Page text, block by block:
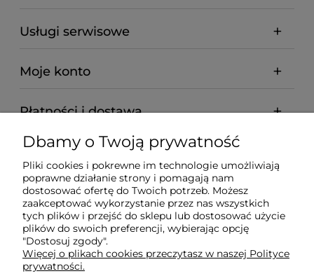
Usługi serwisowe
Moje konto
Płatności i dostawa
Informacje
O nas
Wyposażenie Gastronomii - Projekty Technologiczne -
Sklep Gastronomiczny - Serwis Sprzętu
Gastronomicznego | Gdańsk - Trójmiasto - Pomorskie
Dbamy o Twoją prywatność
Pliki cookies i pokrewne im technologie umożliwiają
poprawne działanie strony i pomagają nam
dostosować ofertę do Twoich potrzeb. Możesz
zaakceptować wykorzystanie przez nas wszystkich
tych plików i przejść do sklepu lub dostosować użycie
plików do swoich preferencji, wybierając opcję
"Dostosuj zgody".
Więcej o plikach cookies przeczytasz w naszej Polityce
prywatności.